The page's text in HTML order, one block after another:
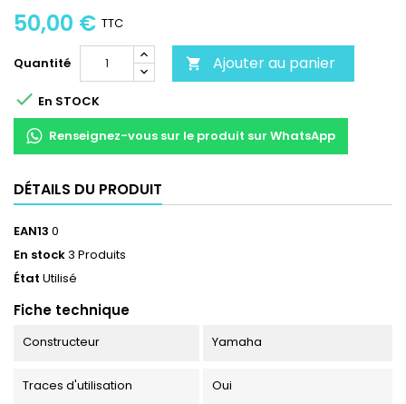
50,00 € TTC
Quantité  Ajouter au panier
 En STOCK
Renseignez-vous sur le produit sur WhatsApp
DÉTAILS DU PRODUIT
EAN13 0
En stock3 Produits
État Utilisé
Fiche technique
Constructeur Yamaha
Traces d'utilisation Oui